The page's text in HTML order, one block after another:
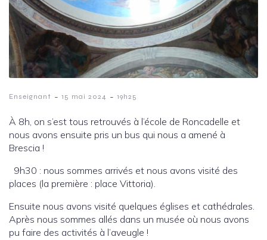
Enseignant - 15 mai 2024 - 19h25
À 8h, on s’est tous retrouvés à l’école de Roncadelle et
nous avons ensuite pris un bus qui nous a amené à
Brescia !
9h30 : nous sommes arrivés et nous avons visité des
places (la première : place Vittoria).
Ensuite nous avons visité quelques églises et cathédrales.
Après nous sommes allés dans un musée où nous avons
pu faire des activités à l’aveugle !